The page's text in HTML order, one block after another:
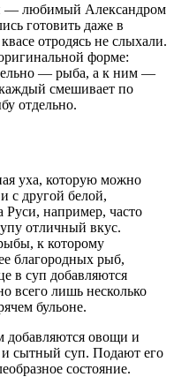
— любимый Александром
готовить даже в
отродясь не слыхали.
форме:
— рыба, а к ним —
смешивает по
отдельно.
уха, которую можно
с другой белой,
например, часто
отличный вкус.
к которому
благородных рыб,
в суп добавляются
всего лишь несколько
бульоне.
добавляются овощи и
и сытный суп. Подают его
состояние.